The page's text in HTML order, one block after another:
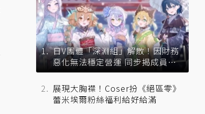
日V團體「深淵組」解散！因財務
惡化無法穩定營運 同步揭成員未
來去向
展現大胸襟！Coser扮《絕區零》
蕾米埃爾粉絲福利給好給滿